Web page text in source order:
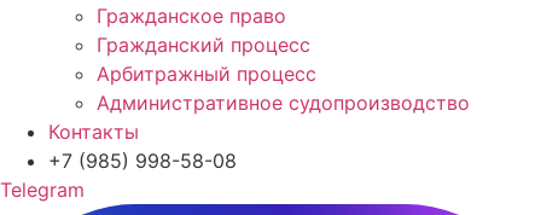
Гражданское право
Гражданский процесс
Арбитражный процесс
Административное судопроизводство
Контакты
+7 (985) 998-58-08
Telegram